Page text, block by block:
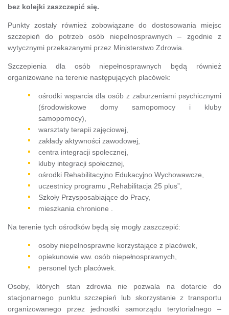
bez kolejki zaszczepić się.
Punkty zostały również zobowiązane do dostosowania miejsc
szczepień do potrzeb osób niepełnosprawnych – zgodnie z
wytycznymi przekazanymi przez Ministerstwo Zdrowia.
Szczepienia dla osób niepełnosprawnych będą również
organizowane na terenie następujących placówek:
ośrodki wsparcia dla osób z zaburzeniami psychicznymi
(środowiskowe domy samopomocy i kluby
samopomocy),
warsztaty terapii zajęciowej,
zakłady aktywności zawodowej,
centra integracji społecznej,
kluby integracji społecznej,
ośrodki Rehabilitacyjno Edukacyjno Wychowawcze,
uczestnicy programu „Rehabilitacja 25 plus”,
Szkoły Przysposabiające do Pracy,
mieszkania chronione .
Na terenie tych ośrodków będą się mogły zaszczepić:
osoby niepełnosprawne korzystające z placówek,
opiekunowie ww. osób niepełnosprawnych,
personel tych placówek.
Osoby, których stan zdrowia nie pozwala na dotarcie do
stacjonarnego punktu szczepień lub skorzystanie z transportu
organizowanego przez jednostki samorządu terytorialnego –